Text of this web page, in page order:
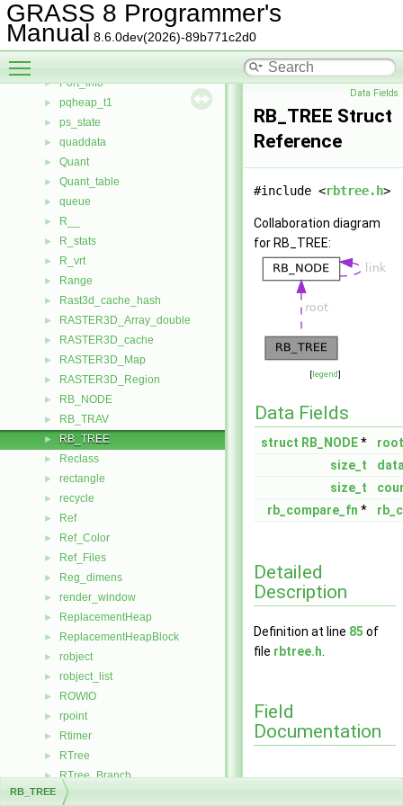
GRASS 8 Programmer's
Manual 8.6.0dev(2026)-89b771c2d0
► png_state
► Point
► poly_info
► Port_info
► pqheap_t1
► ps_state
► quaddata
► Quant
► Quant_table
► queue
► R__
► R_stats
► R_vrt
► Range
► Rast3d_cache_hash
► RASTER3D_Array_double
► RASTER3D_cache
► RASTER3D_Map
► RASTER3D_Region
► RB_NODE
► RB_TRAV
► RB_TREE
► Reclass
► rectangle
► recycle
► Ref
► Ref_Color
► Ref_Files
► Reg_dimens
► render_window
► ReplacementHeap
► ReplacementHeapBlock
► robject
► robject_list
► ROWIO
► rpoint
► Rtimer
► RTree
► RTree_Branch
► RTree_Child
Data Fields
RB_TREE Struct
Reference
#include <rbtree.h>
Collaboration diagram
for RB_TREE:
[legend]
Data Fields
struct RB_NODE*
root
size_t
size_t
rb_compare_fn *
Detailed
Description
Definition at line 85 of
file rbtree.h
Field
Documentation
RB_TREE